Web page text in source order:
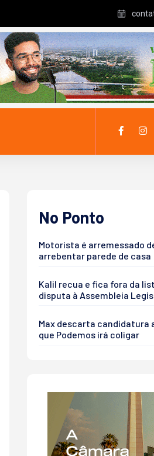
No Ponto
Motorista é arremessado
arrebentar parede de casa
Kalil recua e fica fora da
disputa à Assembleia
Max descarta candidatura
que Podemos irá coligar